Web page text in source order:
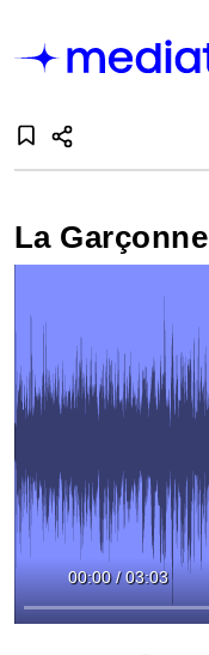
La Garçonne
00:00 / 03:03